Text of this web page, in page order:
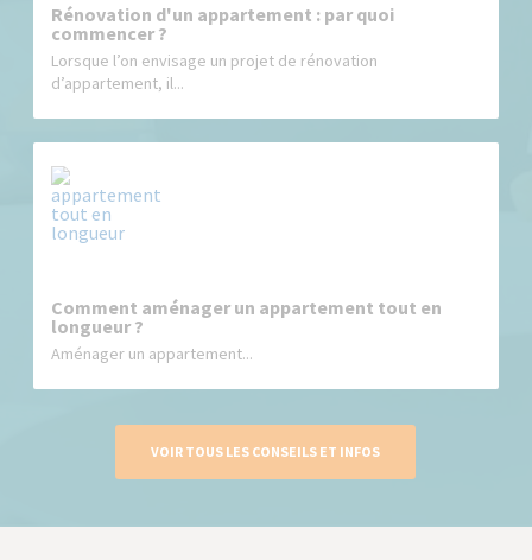
Rénovation d'un appartement : par quoi
commencer ?
Lorsque l’on envisage un projet de rénovation
d’appartement, il...
Comment aménager un appartement tout en
longueur ?
Aménager un appartement...
VOIR TOUS LES CONSEILS ET INFOS